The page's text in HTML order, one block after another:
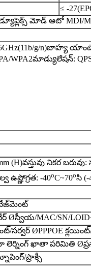
≤ -
డ్యూప్లెక్స్ మోడ్ ఆటో MDI/
g/n)బాహ్య
WPA2మాడ్యులేషన్:
(H)వస్తువు నికర
ఉష్ణోగ్రత: -40oC~70oసి (-
Øస్వీయ/MAC/SN/
సర్వర్ ØPPPOE
లెర్నింగ్ ఖాతా పరిమితి Ø
ప్రాక్సీ